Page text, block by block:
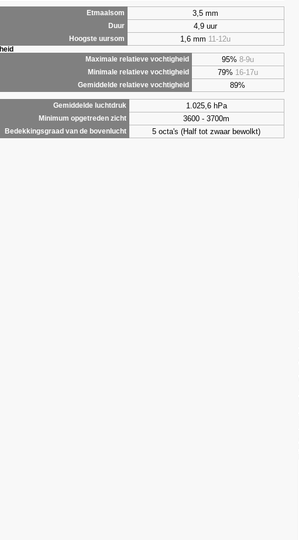
Etmaalsom
3,5 mm
Duur 4,9 uur
Hoogste uursom 1,6 mm 11-12u
Maximale relatieve vochtigheid
95% 8-9u
Minimale relatieve vochtigheid 79% 16-17u
Gemiddelde relatieve vochtigheid 89%
Gemiddelde luchtdruk
1.025,6 hPa
Minimum opgetreden zicht 3600 - 3700m
Bedekkingsgraad van de bovenlucht 5 octa's (Half tot zwaar bewolkt)